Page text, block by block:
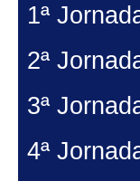
1ª
2ª
3ª
4ª